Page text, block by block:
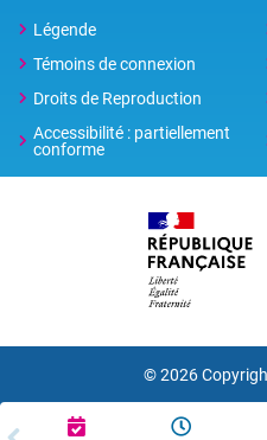
Légende
Témoins de connexion
Droits de Reproduction
Accessibilité : partiellement
conforme
© 2026